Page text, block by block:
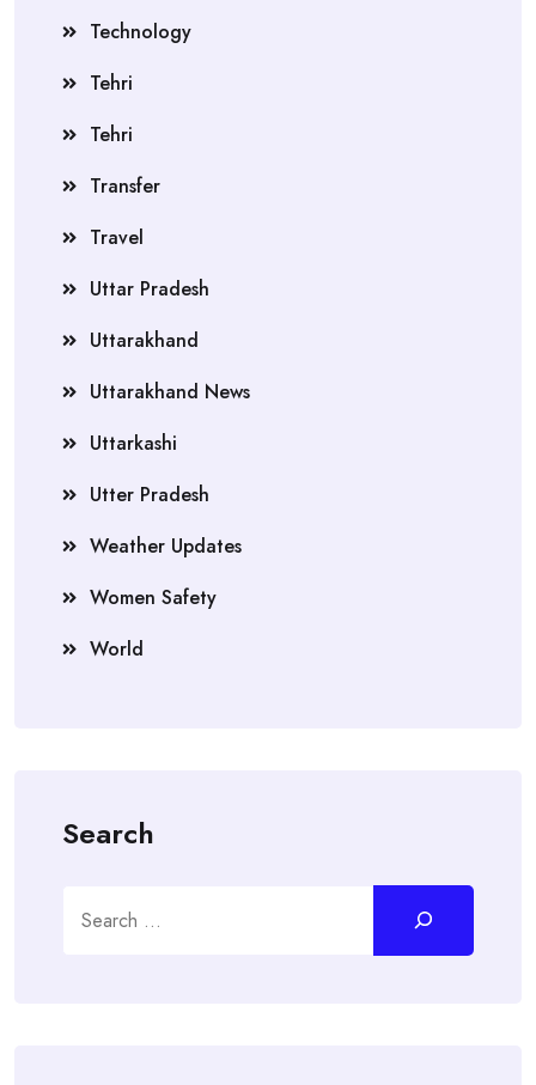
Technology
Tehri
Tehri
Transfer
Travel
Uttar Pradesh
Uttarakhand
Uttarakhand News
Uttarkashi
Utter Pradesh
Weather Updates
Women Safety
World
Search